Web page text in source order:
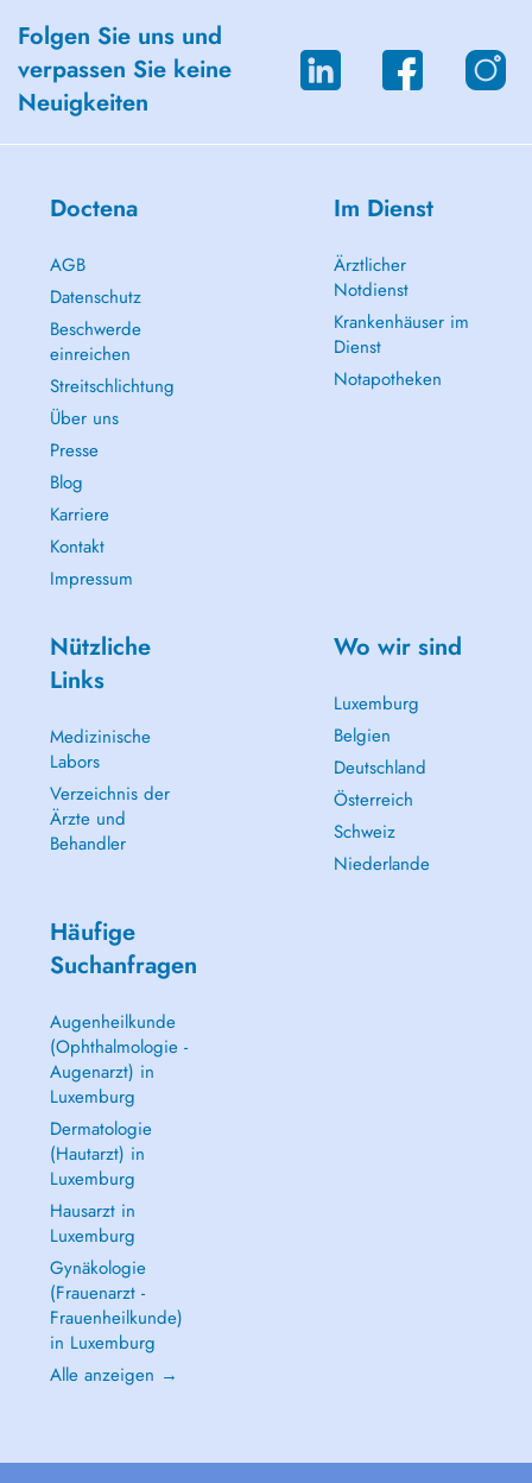
Folgen Sie uns und
verpassen Sie keine
Neuigkeiten
Doctena
AGB
Datenschutz
Beschwerde
einreichen
Streitschlichtung
Über uns
Presse
Blog
Karriere
Kontakt
Impressum
Im Dienst
Ärztlicher
Notdienst
Krankenhäuser im
Dienst
Notapotheken
Nützliche
Links
Medizinische
Labors
Verzeichnis der
Ärzte und
Behandler
Wo wir sind
Luxemburg
Belgien
Deutschland
Österreich
Schweiz
Niederlande
Häufige
Suchanfragen
Augenheilkunde
(Ophthalmologie -
Augenarzt) in
Luxemburg
Dermatologie
(Hautarzt) in
Luxemburg
Hausarzt in
Luxemburg
Gynäkologie
(Frauenarzt -
Frauenheilkunde)
in Luxemburg
Alle anzeigen →